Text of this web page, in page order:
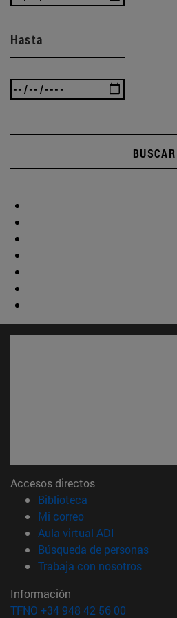
Hasta
BUSCAR
Accesos directos
Biblioteca
Mi correo(abre en nueva
Aula virtual ADI
Búsqueda de personas(abre
Trabaja con nosotros(abre
Información
TFNO +34 948 42 56 00